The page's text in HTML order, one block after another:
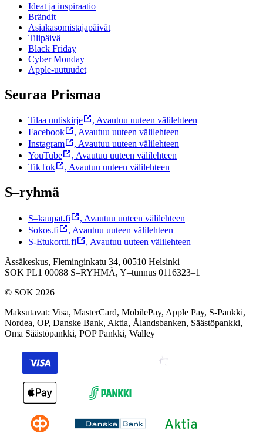
Ideat ja inspiraatio
Brändit
Asiakasomistajapäivät
Tilipäivä
Black Friday
Cyber Monday
Apple-uutuudet
Seuraa Prismaa
Tilaa uutiskirje , Avautuu uuteen välilehteen
Facebook
, Avautuu uuteen välilehteen
Instagram
, Avautuu uuteen välilehteen
YouTube
, Avautuu uuteen välilehteen
TikTok
, Avautuu uuteen välilehteen
S–ryhmä
S–kaupat.fi , Avautuu uuteen välilehteen
Sokos.fi
, Avautuu uuteen välilehteen
S-Etukortti.fi
, Avautuu uuteen välilehteen
Ässäkeskus, Fleminginkatu 34, 00510 Helsinki
SOK PL1 00088 S–RYHMÄ, Y–tunnus 0116323–1
© SOK 2026
Maksutavat: Visa, MasterCard, MobilePay, Apple Pay, S-Pankki,
Nordea, OP, Danske Bank, Aktia, Ålandsbanken, Säästöpankki,
Oma Säästöpankki, POP Pankki, Walley